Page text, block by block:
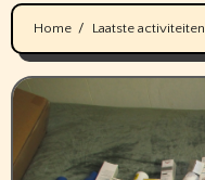
Home Laatste activiteiten